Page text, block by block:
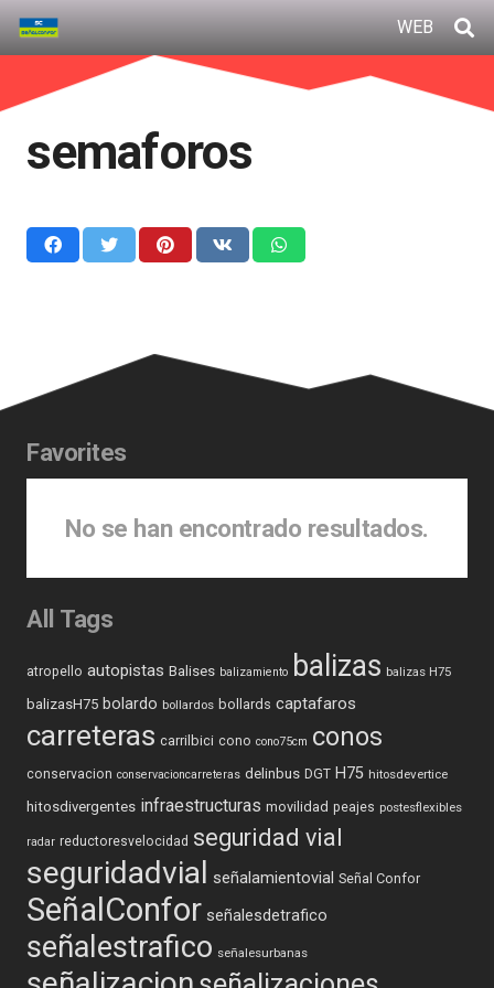
WEB
semaforos
Favorites
No se han encontrado resultados.
All Tags
atropello autopistas Balises balizamiento balizas balizas H75
balizasH75 bolardo bollardos bollards captafaros
carreteras carrilbici cono cono75cm conos
conservacion conservacioncarreteras delinbus DGT H75 hitosdevertice
hitosdivergentes infraestructuras movilidad peajes postesflexibles
radar reductoresvelocidad seguridad vial
seguridadvial señalamientovial Señal Confor
SeñalConfor señalesdetrafico
señalestrafico señalesurbanas